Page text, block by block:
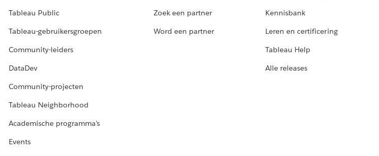
Tableau Public
Tableau-gebruikersgroepen
Community-leiders
DataDev
Community-projecten
Tableau Neighborhood
Academische programma's
Events
Zoek een partner
Word een partner
Kennisbank
Leren en certificering
Tableau Help
Alle releases